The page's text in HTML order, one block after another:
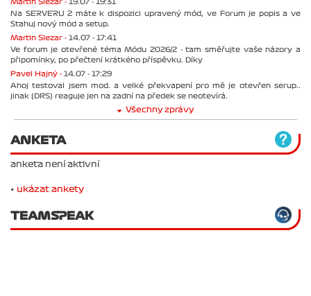
Martin Slezar - 19.07 - 19:31
Na SERVERU 2 máte k dispozici upravený mód, ve Forum je popis a ve
Stahuj nový mód a setup.
Martin Slezar - 14.07 - 17:41
Ve forum je otevřené téma Módu 2026/2 - tam směřujte vaše názory a
připomínky, po přečtení krátkého příspěvku. Díky
Pavel Hajný - 14.07 - 17:29
Ahoj testoval jsem mod. a velké překvapení pro mě je otevřen serup..
jinak (DRS) reaguje jen na zadní na předek se neotevírá.
Všechny zprávy
ANKETA
anketa není aktivní
• ukázat ankety
TEAMSPEAK